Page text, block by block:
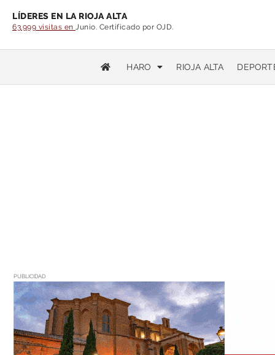
LÍDERES EN LA RIOJA ALTA
63.999 visitas en Junio. Certificado por OJD.
HARO RIOJA ALTA
PUBLICIDAD